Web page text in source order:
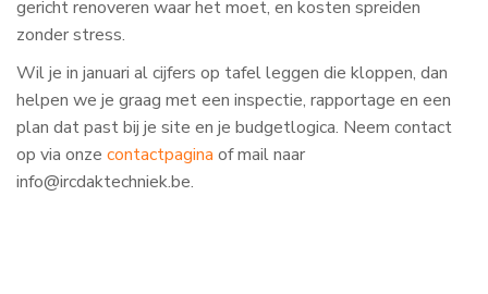
gericht renoveren waar het moet, en kosten spreiden
zonder stress.
Wil je in januari al cijfers op tafel leggen die kloppen, dan
helpen we je graag met een inspectie, rapportage en een
plan dat past bij je site en je budgetlogica. Neem contact
op via onze contactpagina of mail naar
info@ircdaktechniek.be.